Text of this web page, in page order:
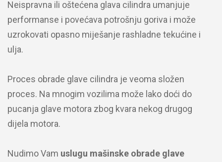
Neispravna ili oštećena glava cilindra umanjuje
performanse i povećava potrošnju goriva i može
uzrokovati opasno miješanje rashladne tekućine i
ulja.
Proces obrade glave cilindra je veoma složen
proces. Na mnogim vozilima može lako doći do
pucanja glave motora zbog kvara nekog drugog
dijela motora.
Nudimo Vam uslugu mašinske obrade glave